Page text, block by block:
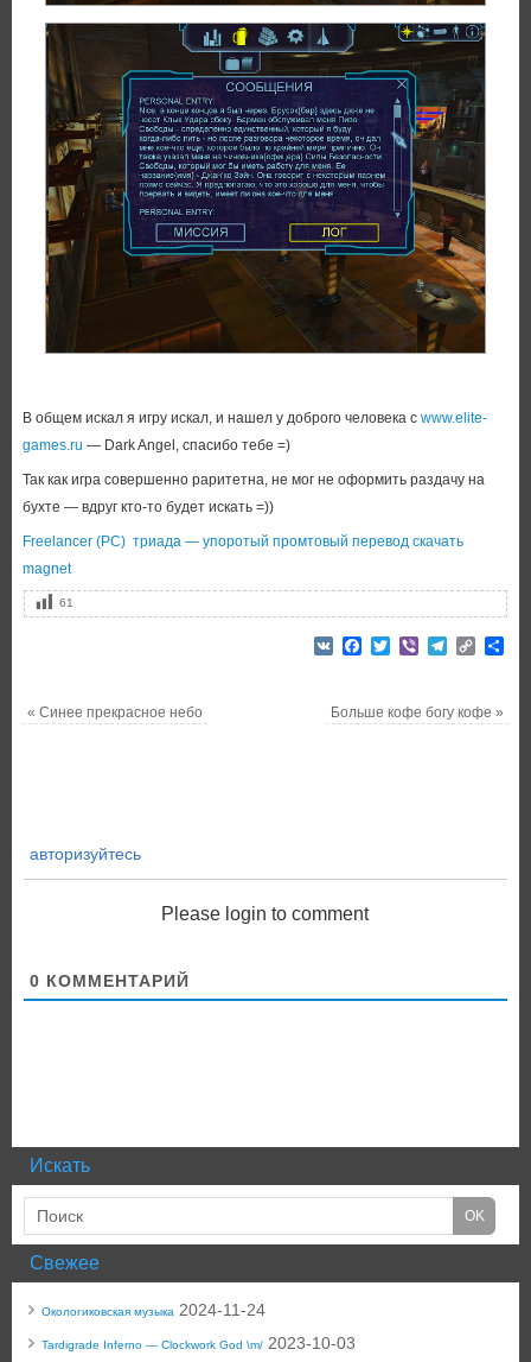
В общем искал я игру искал, и нашел у доброго человека c www.elite-
games.ru — Dark Angel, спасибо тебе =)
Так как игра совершенно раритетна, не мог не оформить раздачу на
бухте — вдруг кто-то будет искать =))
Freelancer (PC) триада — упоротый промтовый перевод скачать
magnet
61
VK Facebook
TwitterViberTelegram
Copy
« Синее прекрасное небо Больше кофе богу кофе»
авторизуйтесь
Please login to comment
0 КОММЕНТАРИЙ
Искать
Свежее
Окологиковская музыка 2024-11-24
Tardigrade Inferno — Clockwork God \m/ 2023-10-03